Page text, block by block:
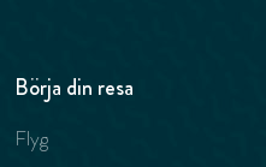
Börja din resa
Flyg